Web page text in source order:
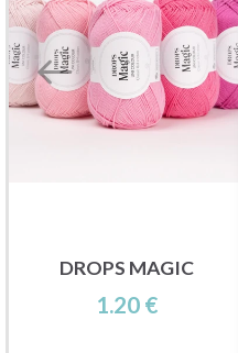
DROPS MAGIC
1.20 €